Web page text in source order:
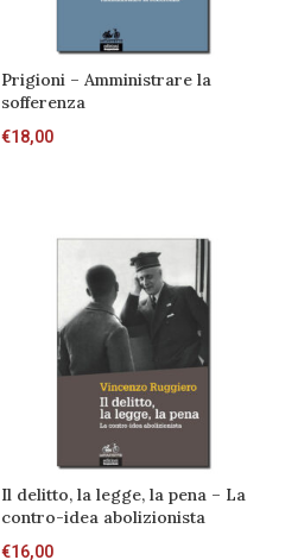
Prigioni – Amministrare la
sofferenza
€18,00
Il delitto, la legge, la pena – La
contro-idea abolizionista
€16,00